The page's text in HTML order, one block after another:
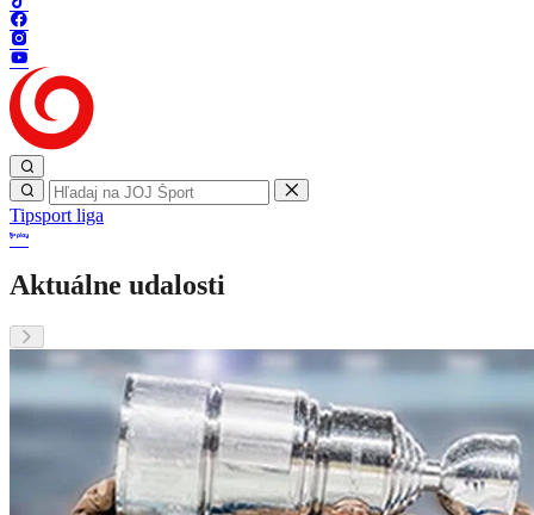
Tipsport liga
Aktuálne udalosti